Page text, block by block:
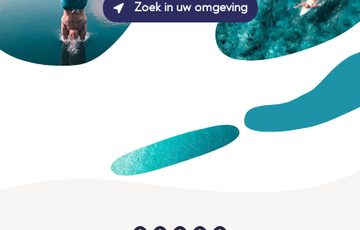
Zoek in uw omgeving